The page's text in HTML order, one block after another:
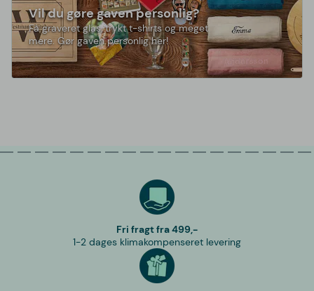
Vil du gøre gaven personlig?
Få graveret glas, trykt t-shirts og meget
mere. Gør gaven personlig her!
Fri fragt fra 499,-
1-2 dages klimakompenseret levering